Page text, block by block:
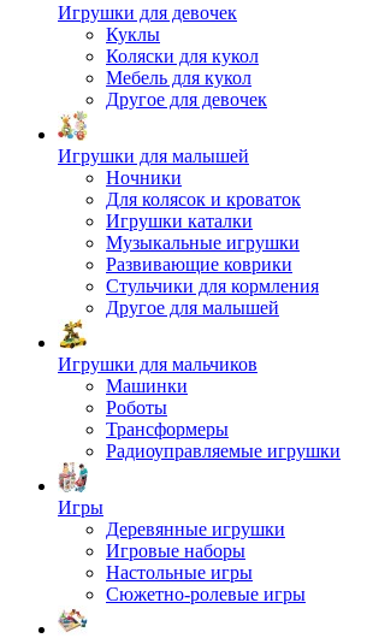
Игрушки для девочек
Куклы
Коляски для кукол
Мебель для кукол
Другое для девочек
Игрушки для малышей
Ночники
Для колясок и кроваток
Игрушки каталки
Музыкальные игрушки
Развивающие коврики
Стульчики для кормления
Другое для малышей
Игрушки для мальчиков
Машинки
Роботы
Трансформеры
Радиоуправляемые игрушки
Игры
Деревянные игрушки
Игровые наборы
Настольные игры
Сюжетно-ролевые игры